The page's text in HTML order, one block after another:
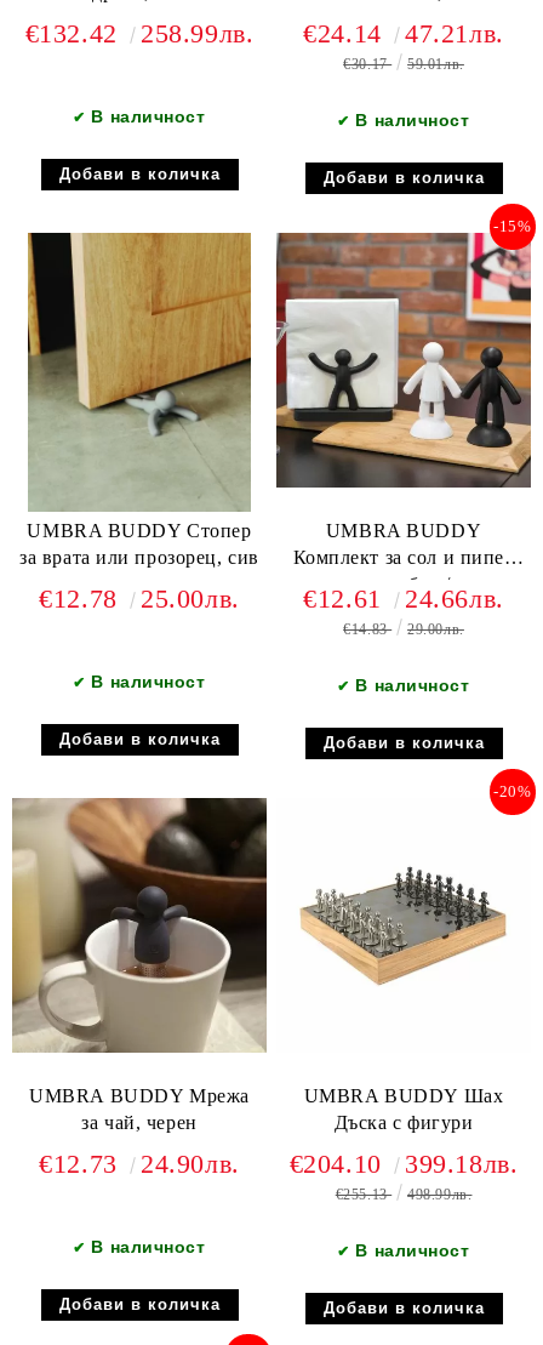
€132.42 258.99лв.
✔ В наличност
€24.14 47.21лв.
€30.17 59.01лв.
✔ В наличност
UMBRA BUDDY Стопер
за врата или прозорец, сив
€12.78 25.00лв.
✔ В наличност
UMBRA BUDDY
Комплект за сол и пипер
със магнит, бял / черен
-15%
€12.61 24.66лв.
€14.83 29.00лв.
✔ В наличност
UMBRA BUDDY Мрежа
за чай, черен
€12.73 24.90лв.
✔ В наличност
UMBRA BUDDY Шах
Дъска с фигури
-20%
€204.10 399.18лв.
€255.13 498.99лв.
✔ В наличност